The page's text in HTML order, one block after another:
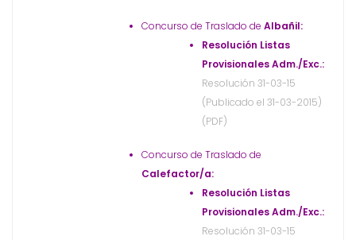
Concurso de Traslado de Albañil:
Resolución Listas
Provisionales Adm./Exc.:
Resolución 31-03-15
(Publicado el 31-03-2015)
(PDF)
Concurso de Traslado de
Calefactor/a:
Resolución Listas
Provisionales Adm./Exc.:
Resolución 31-03-15